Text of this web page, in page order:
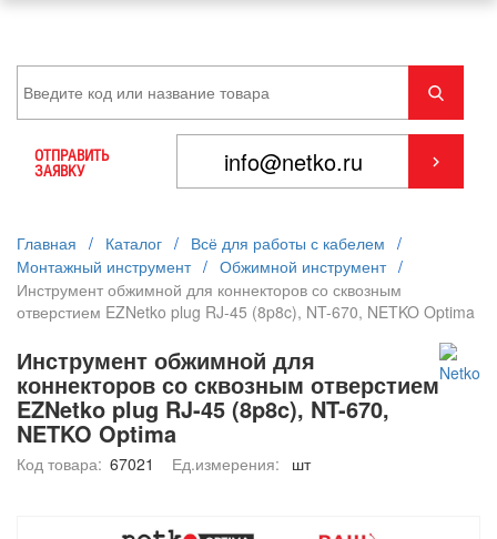
ОТПРАВИТЬ
ЗАЯВКУ
Главная / Каталог / Всё для работы с кабелем /
Монтажный инструмент / Обжимной инструмент /
Инструмент обжимной для коннекторов со сквозным
отверстием EZNetko plug RJ-45 (8p8c), NT-670, NETKO Optima
Инструмент обжимной для
коннекторов со сквозным отверстием
EZNetko plug RJ-45 (8p8c), NT-670,
NETKO Optima
Код товара: 67021 Ед.измерения: шт